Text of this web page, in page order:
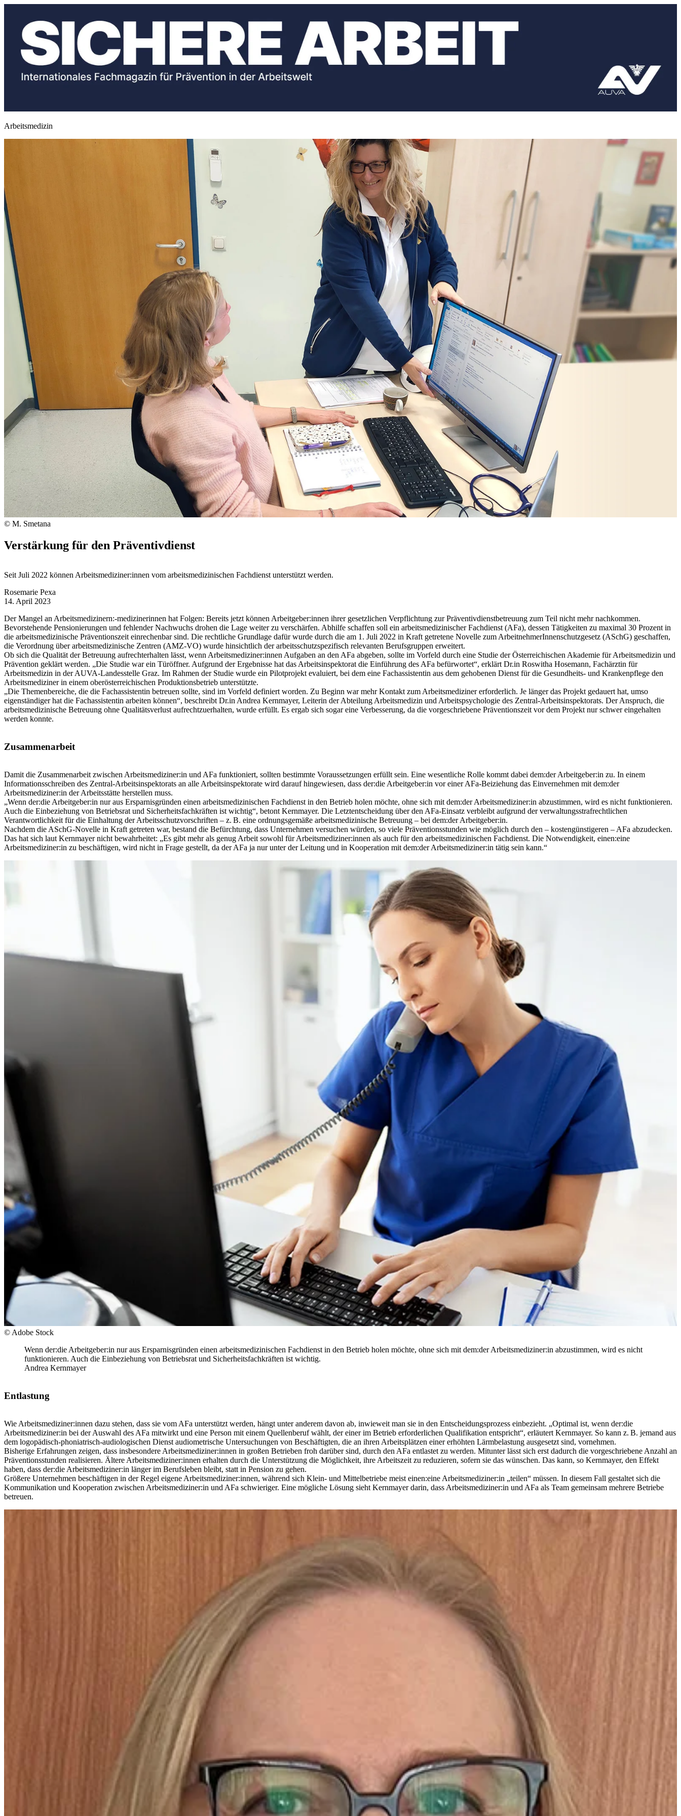
Arbeitsmedizin
© M. Smetana
Verstärkung für den Präventivdienst
Seit Juli 2022 können Arbeitsmediziner:innen vom arbeitsmedizinischen Fachdienst unterstützt werden.
Rosemarie Pexa
14. April 2023
Der Mangel an Arbeitsmedizinern:-medizinerinnen hat Folgen: Bereits jetzt können Arbeitgeber:innen ihrer gesetzlichen Verpflichtung zur Präventivdienstbetreuung zum Teil nicht mehr nachkommen.
Bevorstehende Pensionierungen und fehlender Nachwuchs drohen die Lage weiter zu verschärfen. Abhilfe schaffen soll ein arbeitsmedizinischer Fachdienst (AFa), dessen Tätigkeiten zu maximal 30 Prozent in
die arbeitsmedizinische Präventionszeit einrechenbar sind. Die rechtliche Grundlage dafür wurde durch die am 1. Juli 2022 in Kraft getretene Novelle zum ArbeitnehmerInnenschutzgesetz (ASchG) geschaffen,
die Verordnung über arbeitsmedizinische Zentren (AMZ-VO) wurde hinsichtlich der arbeitsschutzspezifisch relevanten Berufsgruppen erweitert.
Ob sich die Qualität der Betreuung aufrechterhalten lässt, wenn Arbeitsmediziner:innen Aufgaben an den AFa abgeben, sollte im Vorfeld durch eine Studie der Österreichischen Akademie für Arbeitsmedizin und
Prävention geklärt werden. „Die Studie war ein Türöffner. Aufgrund der Ergebnisse hat das Arbeitsinspektorat die Einführung des AFa befürwortet“, erklärt Dr.in Roswitha Hosemann, Fachärztin für
Arbeitsmedizin in der AUVA-Landesstelle Graz. Im Rahmen der Studie wurde ein Pilotprojekt evaluiert, bei dem eine Fachassistentin aus dem gehobenen Dienst für die Gesundheits- und Krankenpflege den
Arbeitsmediziner in einem oberösterreichischen Produktionsbetrieb unterstützte.
„Die Themenbereiche, die die Fachassistentin betreuen sollte, sind im Vorfeld definiert worden. Zu Beginn war mehr Kontakt zum Arbeitsmediziner erforderlich. Je länger das Projekt gedauert hat, umso
eigenständiger hat die Fachassistentin arbeiten können“, beschreibt Dr.in Andrea Kernmayer, Leiterin der Abteilung Arbeitsmedizin und Arbeitspsychologie des Zentral-Arbeitsinspektorats. Der Anspruch, die
arbeitsmedizinische Betreuung ohne Qualitätsverlust aufrechtzuerhalten, wurde erfüllt. Es ergab sich sogar eine Verbesserung, da die vorgeschriebene Präventionszeit vor dem Projekt nur schwer eingehalten
werden konnte.
Zusammenarbeit
Damit die Zusammenarbeit zwischen Arbeitsmediziner:in und AFa funktioniert, sollten bestimmte Voraussetzungen erfüllt sein. Eine wesentliche Rolle kommt dabei dem:der Arbeitgeber:in zu. In einem
Informationsschreiben des Zentral-Arbeitsinspektorats an alle Arbeitsinspektorate wird darauf hingewiesen, dass der:die Arbeitgeber:in vor einer AFa-Beiziehung das Einvernehmen mit dem:der
Arbeitsmediziner:in der Arbeitsstätte herstellen muss.
„Wenn der:die Arbeitgeber:in nur aus Ersparnisgründen einen arbeitsmedizinischen Fachdienst in den Betrieb holen möchte, ohne sich mit dem:der Arbeitsmediziner:in abzustimmen, wird es nicht funktionieren.
Auch die Einbeziehung von Betriebsrat und Sicherheitsfachkräften ist wichtig“, betont Kernmayer. Die Letztentscheidung über den AFa-Einsatz verbleibt aufgrund der verwaltungsstrafrechtlichen
Verantwortlichkeit für die Einhaltung der Arbeitsschutzvorschriften – z. B. eine ordnungsgemäße arbeitsmedizinische Betreuung – bei dem:der Arbeitgeber:in.
Nachdem die ASchG-Novelle in Kraft getreten war, bestand die Befürchtung, dass Unternehmen versuchen würden, so viele Präventionsstunden wie möglich durch den – kostengünstigeren – AFa abzudecken.
Das hat sich laut Kernmayer nicht bewahrheitet: „Es gibt mehr als genug Arbeit sowohl für Arbeitsmediziner:innen als auch für den arbeitsmedizinischen Fachdienst. Die Notwendigkeit, einen:eine
Arbeitsmediziner:in zu beschäftigen, wird nicht in Frage gestellt, da der AFa ja nur unter der Leitung und in Kooperation mit dem:der Arbeitsmediziner:in tätig sein kann.“
© Adobe Stock
Wenn der:die Arbeitgeber:in nur aus Ersparnisgründen einen arbeitsmedizinischen Fachdienst in den Betrieb holen möchte, ohne sich mit dem:der Arbeitsmediziner:in abzustimmen, wird es nicht
funktionieren. Auch die Einbeziehung von Betriebsrat und Sicherheitsfachkräften ist wichtig.
Andrea Kernmayer
Entlastung
Wie Arbeitsmediziner:innen dazu stehen, dass sie vom AFa unterstützt werden, hängt unter anderem davon ab, inwieweit man sie in den Entscheidungsprozess einbezieht. „Optimal ist, wenn der:die
Arbeitsmediziner:in bei der Auswahl des AFa mitwirkt und eine Person mit einem Quellenberuf wählt, der einer im Betrieb erforderlichen Qualifikation entspricht“, erläutert Kernmayer. So kann z. B. jemand aus
dem logopädisch-phoniatrisch-audiologischen Dienst audiometrische Untersuchungen von Beschäftigten, die an ihren Arbeitsplätzen einer erhöhten Lärmbelastung ausgesetzt sind, vornehmen.
Bisherige Erfahrungen zeigen, dass insbesondere Arbeitsmediziner:innen in großen Betrieben froh darüber sind, durch den AFa entlastet zu werden. Mitunter lässt sich erst dadurch die vorgeschriebene Anzahl an
Präventionsstunden realisieren. Ältere Arbeitsmediziner:innen erhalten durch die Unterstützung die Möglichkeit, ihre Arbeitszeit zu reduzieren, sofern sie das wünschen. Das kann, so Kernmayer, den Effekt
haben, dass der:die Arbeitsmediziner:in länger im Berufsleben bleibt, statt in Pension zu gehen.
Größere Unternehmen beschäftigen in der Regel eigene Arbeitsmediziner:innen, während sich Klein- und Mittelbetriebe meist einen:eine Arbeitsmediziner:in „teilen“ müssen. In diesem Fall gestaltet sich die
Kommunikation und Kooperation zwischen Arbeitsmediziner:in und AFa schwieriger. Eine mögliche Lösung sieht Kernmayer darin, dass Arbeitsmediziner:in und AFa als Team gemeinsam mehrere Betriebe
betreuen.